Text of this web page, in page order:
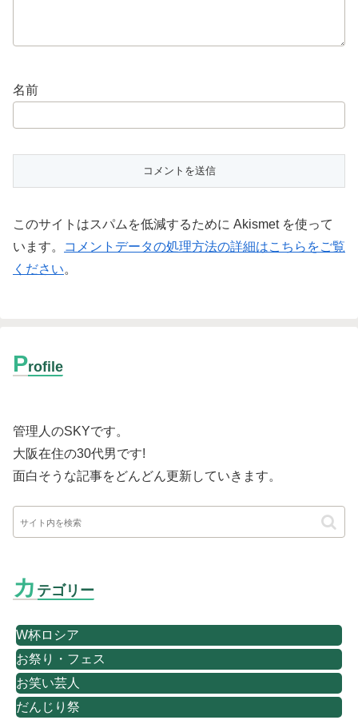
名前
このサイトはスパムを低減するために Akismet を使って
います。
コメントデータの処理方法の詳細はこちらをご覧
ください。
Profile
管理人のSKYです。
大阪在住の30代男です!
面白そうな記事をどんどん更新していきます。
カ テゴリー
W杯ロシア
お祭り・フェス
お笑い芸人
だんじり祭